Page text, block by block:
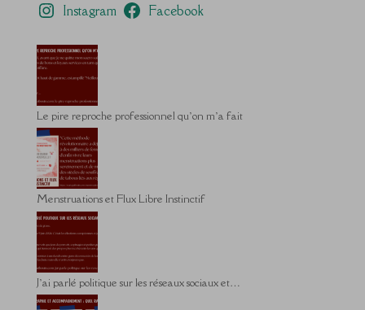
Instagram Facebook
Le pire reproche professionnel qu’on m’a fait
Menstruations et Flux Libre Instinctif
J’ai parlé politique sur les réseaux sociaux et…